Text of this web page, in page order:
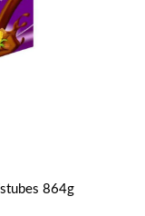
864g